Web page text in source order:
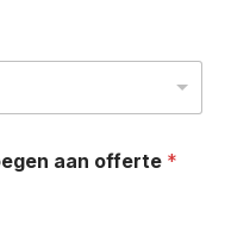
aan offerte *